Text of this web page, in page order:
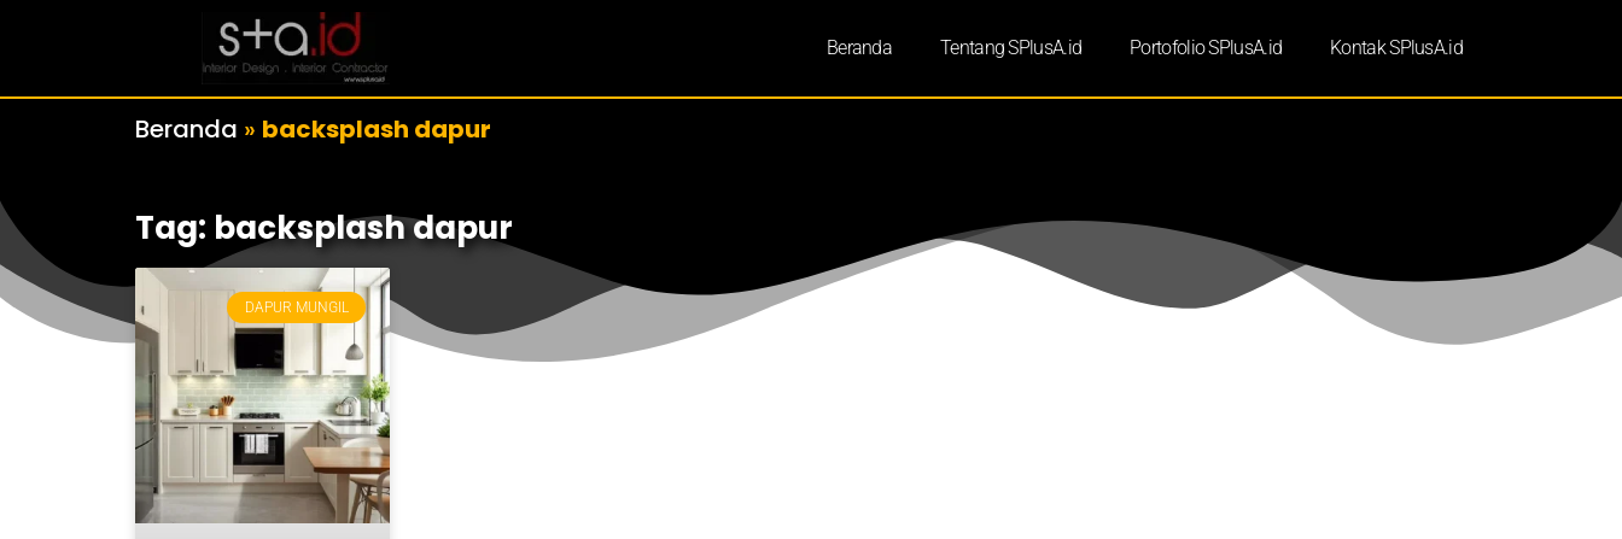
Beranda Tentang SPlusA.id Portofolio SPlusA.id Kontak SPlusA.id
Beranda » backsplash dapur
Tag: backsplash dapur
DAPUR MUNGIL